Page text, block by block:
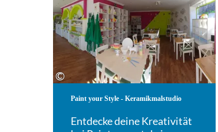
©
Paint your Style - Keramikmalstudio
Entdecke deine Kreativität